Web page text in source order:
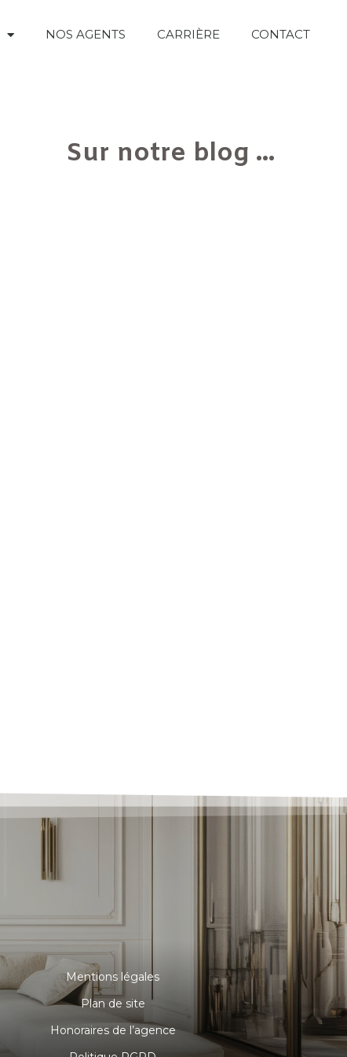
NOS AGENTS CARRIÈRE CONTACT
Sur notre blog ...
Mentions légales
Plan de site
Honoraires de l’agence